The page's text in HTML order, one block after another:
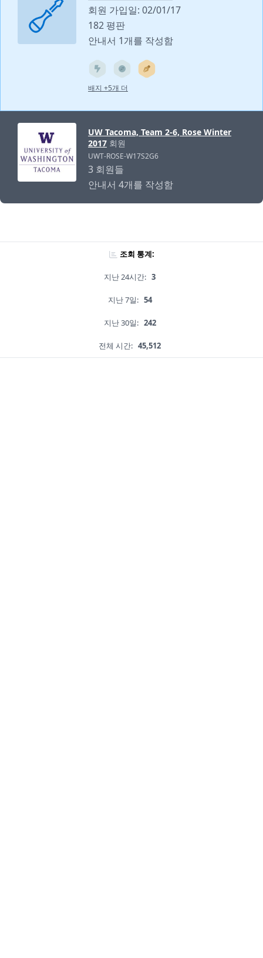
회원 가입일: 02/01/17
182 평판
안내서 1개를 작성함
배지 +5개 더
UW Tacoma, Team 2-6, Rose Winter
2017 회원
UWT-ROSE-W17S2G6
3 회원들
안내서 4개를 작성함
조회 통계:
지난 24시간: 3
지난 7일: 54
지난 30일: 242
전체 시간: 45,512